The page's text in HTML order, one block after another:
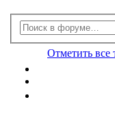
Отметить все